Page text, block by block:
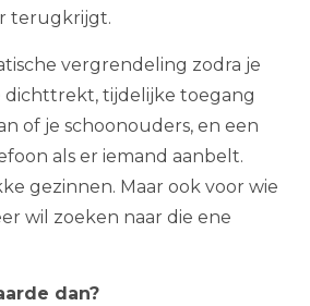
terugkrijgt.
vergrendeling zodra je
dichttrekt, tijdelijke toegang
of je schoonouders, en een
als er iemand aanbelt.
gezinnen. Maar ook voor wie
wil zoeken naar die ene
dan?